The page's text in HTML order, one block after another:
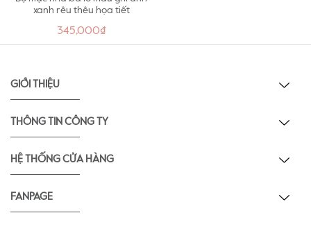
xanh rêu thêu họa tiết
345,000₫
GIỚI THIỆU
THÔNG TIN CÔNG TY
HỆ THỐNG CỬA HÀNG
FANPAGE